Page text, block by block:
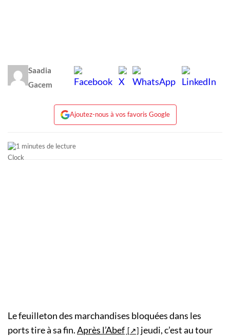
Saadia
Gacem
Ajoutez-nous à vos favoris Google
1 minutes de lecture
Le feuilleton des marchandises bloquées dans les
ports tire à sa fin.Après l’Abef
jeudi, c’est au tour